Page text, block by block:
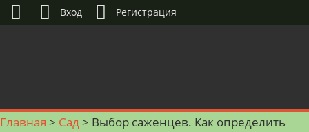
Садоводство
и
Главная > Сад > Выбор саженцев. Как определить
Вход Регистрация